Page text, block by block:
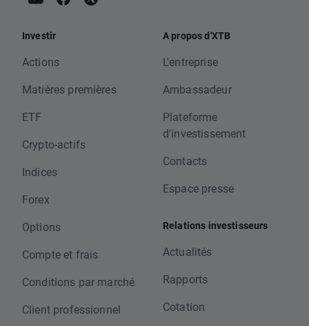
Investir
Actions
Matières premières
ETF
Crypto-actifs
Indices
Forex
Options
Compte et frais
Conditions par marché
Client professionnel
A propos d'XTB
L'entreprise
Ambassadeur
Plateforme
d'investissement
Contacts
Espace presse
Relations investisseurs
Actualités
Rapports
Cotation